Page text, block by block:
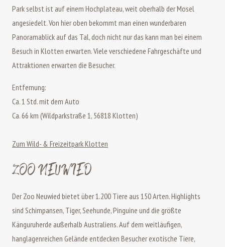
Park selbst ist auf einem Hochplateau, weit oberhalb der Mosel
angesiedelt. Von hier oben bekommt man einen wunderbaren
Panoramablick auf das Tal, doch nicht nur das kann man bei einem
Besuch in Klotten erwarten. Viele verschiedene Fahrgeschäfte und
Attraktionen erwarten die Besucher.
Entfernung:
Ca. 1 Std. mit dem Auto
Ca. 66 km (Wildparkstraße 1, 56818 Klotten)
Zum Wild- & Freizeitpark Klotten
ZOO NEUWIED
Der Zoo Neuwied bietet über 1.200 Tiere aus 150 Arten. Highlights
sind Schimpansen, Tiger, Seehunde, Pinguine und die größte
Känguruherde außerhalb Australiens. Auf dem weitläufigen,
hanglagenreichen Gelände entdecken Besucher exotische Tiere,